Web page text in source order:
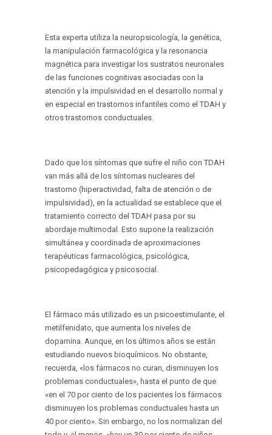
Esta experta utiliza la neuropsicología, la genética,
la manipulación farmacológica y la resonancia
magnética para investigar los sustratos neuronales
de las funciones cognitivas asociadas con la
atención y la impulsividad en el desarrollo normal y
en especial en trastornos infantiles como el TDAH y
otros trastornos conductuales.
Dado que los síntomas que sufre el niño con TDAH
van más allá de los síntomas nucleares del
trastorno (hiperactividad, falta de atención o de
impulsividad), en la actualidad se establece que el
tratamiento correcto del TDAH pasa por su
abordaje multimodal. Esto supone la realización
simultánea y coordinada de aproximaciones
terapéuticas farmacológica, psicológica,
psicopedagógica y psicosocial.
El fármaco más utilizado es un psicoestimulante, el
metilfenidato, que aumenta los niveles de
dopamina. Aunque, en los últimos años se están
estudiando nuevos bioquímicos. No obstante,
recuerda, «los fármacos no curan, disminuyen los
problemas conductuales», hasta el punto de que
«en el 70 por ciento de los pacientes los fármacos
disminuyen los problemas conductuales hasta un
40 por ciento». Sin embargo, no los normalizan del